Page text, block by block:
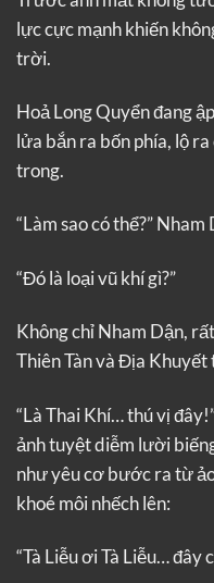
lực cực mạnh khiến
trời.
Hoả Long Quyển đang
lửa bắn ra bốn phía, lộ
trong.
“Làm sao có thể?”
“Đó là loại vũ khí gì?”
Không chỉ Nham Dận,
Thiên Tàn và Địa
“Là Thai Khí… thú vị
ảnh tuyệt diễm lười
như yêu cơ bước ra từ
khoé môi nhếch lên:
“Tà Liễu ơi Tà Liễu… đây